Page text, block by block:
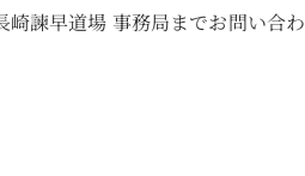
諫早道場 事務局までお問い合わ